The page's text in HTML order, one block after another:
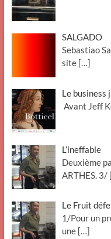
SALGADO
Sebastiao
site […]
Le business
Avant Jeff
L’ineffable
Deuxième
ARTHES. 3/
Le Fruit
1/Pour un
une […]